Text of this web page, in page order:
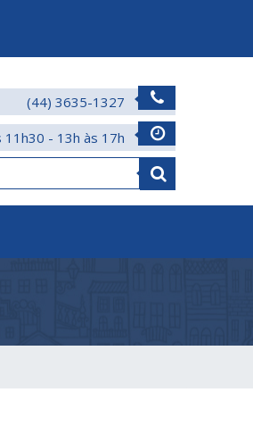
(44) 3635-1327
11h30 - 13h às 17h